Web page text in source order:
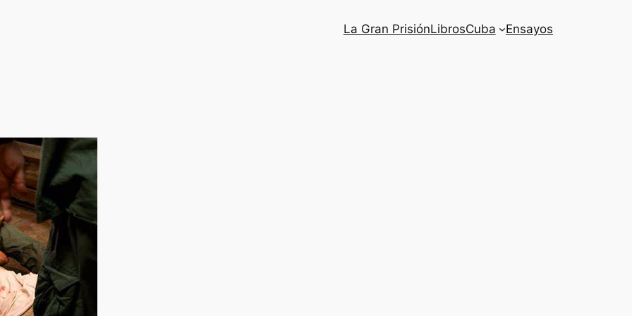
La Gran PrisiónLibrosCuba Ensayos